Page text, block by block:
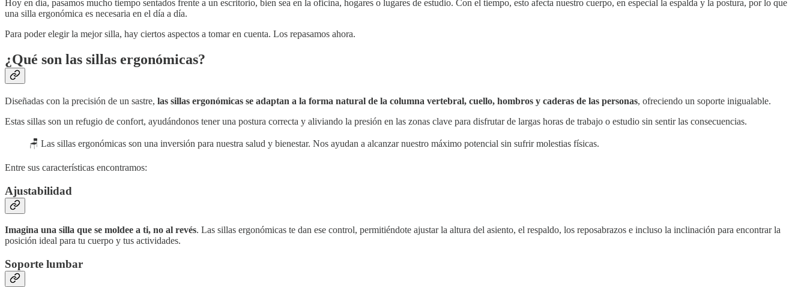
Hoy en día, pasamos mucho tiempo sentados frente a un escritorio, bien sea en la oficina, hogares o lugares de estudio. Con el tiempo, esto afecta nuestro cuerpo, en especial la espalda y la postura, por lo que
una silla ergonómica es necesaria en el día a día.
Para poder elegir la mejor silla, hay ciertos aspectos a tomar en cuenta. Los repasamos ahora.
¿Qué son las sillas ergonómicas?
Diseñadas con la precisión de un sastre, las sillas ergonómicas se adaptan a la forma natural de la columna vertebral, cuello, hombros y caderas de las personas, ofreciendo un soporte inigualable.
Estas sillas son un refugio de confort, ayudándonos tener una postura correcta y aliviando la presión en las zonas clave para disfrutar de largas horas de trabajo o estudio sin sentir las consecuencias.
🪑 Las sillas ergonómicas son una inversión para nuestra salud y bienestar. Nos ayudan a alcanzar nuestro máximo potencial sin sufrir molestias físicas.
Entre sus características encontramos:
Ajustabilidad
Imagina una silla que se moldee a ti, no al revés. Las sillas ergonómicas te dan ese control, permitiéndote ajustar la altura del asiento, el respaldo, los reposabrazos e incluso la inclinación para encontrar la
posición ideal para tu cuerpo y tus actividades.
Soporte lumbar